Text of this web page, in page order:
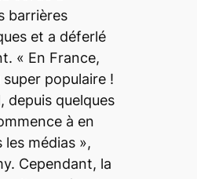
barrières
et a déferlé
« En France,
super populaire !
depuis quelques
à en
les médias »,
Cependant, la